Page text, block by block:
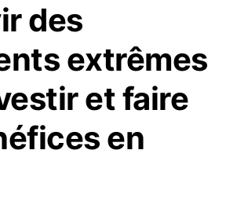
des
extrêmes
et faire
en